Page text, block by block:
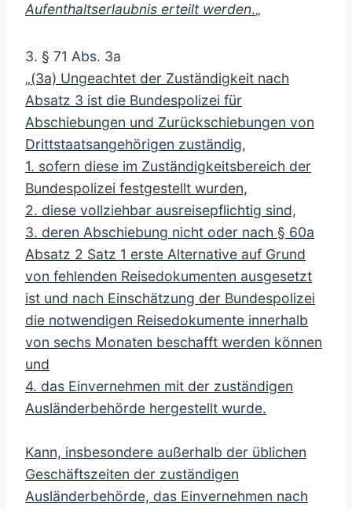
Aufenthaltserlaubnis erteilt werden.„
3. § 71 Abs. 3a
„(3a) Ungeachtet der Zuständigkeit nach
Absatz 3 ist die Bundespolizei für
Abschiebungen und Zurückschiebungen von
Drittstaatsangehörigen zuständig,
1. sofern diese im Zuständigkeitsbereich der
Bundespolizei festgestellt wurden,
2. diese vollziehbar ausreisepflichtig sind,
3. deren Abschiebung nicht oder nach § 60a
Absatz 2 Satz 1 erste Alternative auf Grund
von fehlenden Reisedokumenten ausgesetzt
ist und nach Einschätzung der Bundespolizei
die notwendigen Reisedokumente innerhalb
von sechs Monaten beschafft werden können
und
4. das Einvernehmen mit der zuständigen
Ausländerbehörde hergestellt wurde.
Kann, insbesondere außerhalb der üblichen
Geschäftszeiten der zuständigen
Ausländerbehörde, das Einvernehmen nach